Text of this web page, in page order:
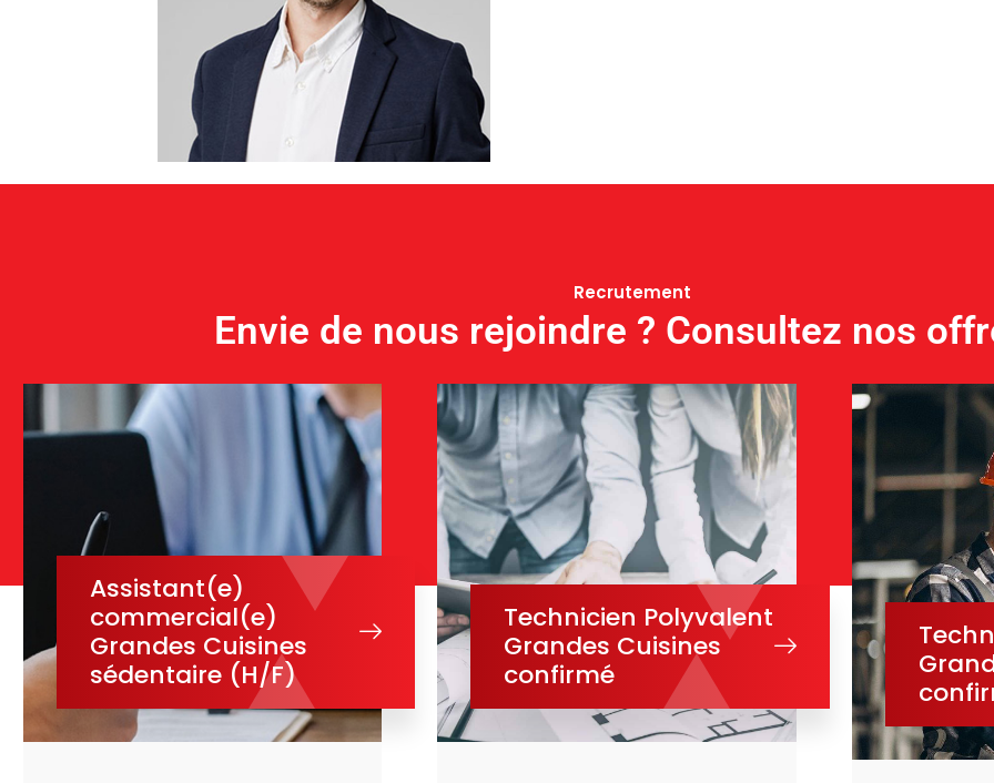
Recrutement
Envie de nous rejoindre ? Consultez nos
Assistant(e)
commercial(e)
Grandes Cuisines
sédentaire (H/F)
Technicien Polyvalent
Grandes Cuisines
confirmé